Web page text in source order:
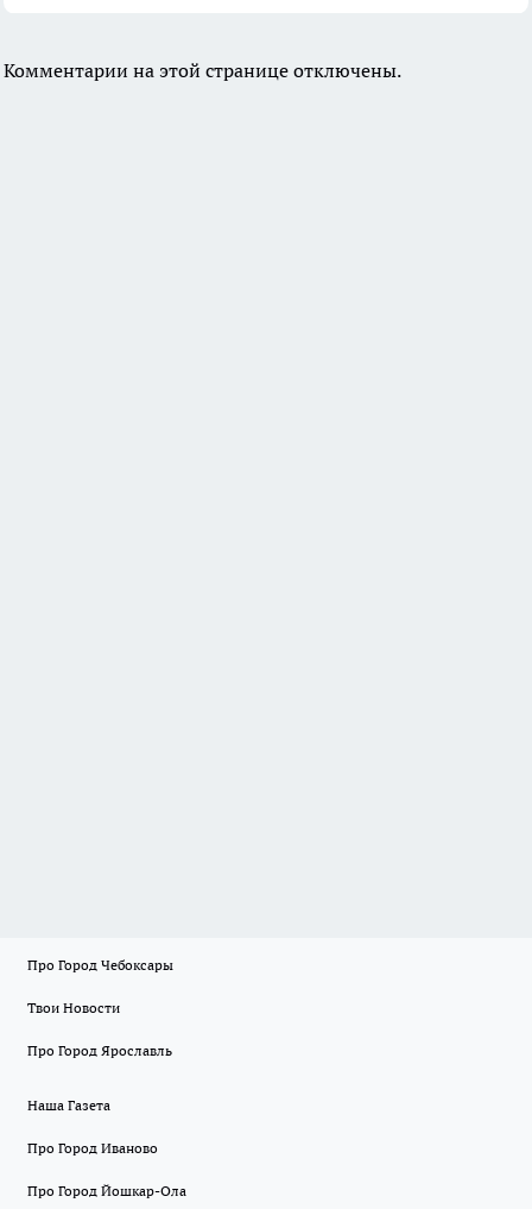
Комментарии на этой странице отключены.
Про Город Чебоксары
Твои Новости
Про Город Ярославль
Наша Газета
Про Город Иваново
Про Город Йошкар-Ола